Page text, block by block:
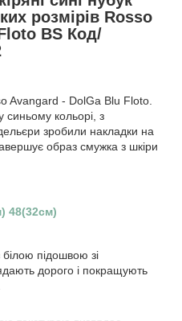
розмірів Rosso
BS Код/
Avangard - DolGa Blu Floto.
кольорі, з
зробили накладки на
образ смужка з шкіри
48(32см)
підошвою зі
дорого і покращують